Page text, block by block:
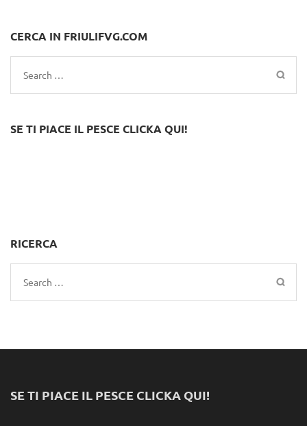
CERCA IN FRIULIFVG.COM
Search
for:
SE TI PIACE IL PESCE CLICKA QUI!
RICERCA
Search
for:
SE TI PIACE IL PESCE CLICKA QUI!